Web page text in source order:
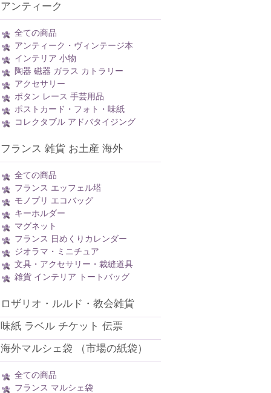
アンティーク
全ての商品
アンティーク・ヴィンテージ本
インテリア 小物
陶器 磁器 ガラス カトラリー
アクセサリー
ボタン レース 手芸用品
ポストカード・フォト・味紙
コレクタブル アドバタイジング
フランス 雑貨 お土産 海外
全ての商品
フランス エッフェル塔
モノプリ エコバッグ
キーホルダー
マグネット
フランス 日めくりカレンダー
ジオラマ・ミニチュア
文具・アクセサリー・裁縫道具
雑貨 インテリア トートバッグ
ロザリオ・ルルド・教会雑貨
味紙 ラベル チケット 伝票
海外マルシェ袋 （市場の紙袋）
全ての商品
フランス マルシェ袋